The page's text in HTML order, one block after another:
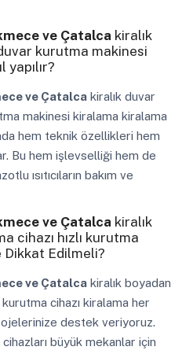
ve Çatalca kiralık
kurutma makinesi
ve Çatalcakiralık duvar
makinesi kiralama kiralama
hem teknik özellikleri hem
Bu hem işlevselliği hem de
ısıtıcıların bakım ve
ve Çatalca kiralık
cihazı hızlı kurutma
Dikkat Edilmeli?
ve Çatalcakiralık boyadan
kurutma cihazı kiralama her
destek veriyoruz.
büyük mekanlar için